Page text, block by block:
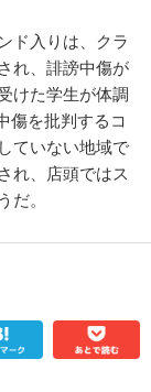
ド入りは、クラ
れ、誹謗中傷が
けた学生が体調
傷を批判するコ
ていない地域で
れ、店頭ではス
だ。